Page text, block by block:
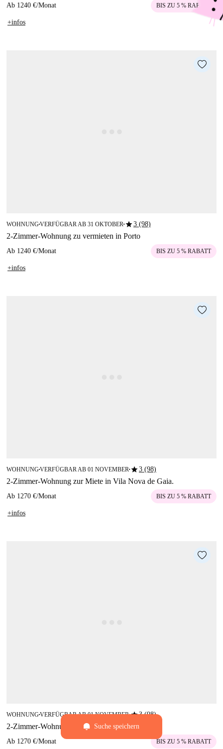
Ab 1240 €/Monat BIS ZU 5 % RABATT
+infos
WOHNUNG■VERFÜGBAR AB 31 OKTOBER ■star3 (98)
2-Zimmer-Wohnung zu vermieten in Porto
Ab 1240 €/Monat BIS ZU 5 % RABATT
+infos
WOHNUNG■VERFÜGBAR AB 01 NOVEMBER ■star3 (98)
2-Zimmer-Wohnung zur Miete in Vila Nova de Gaia.
Ab 1270 €/Monat BIS ZU 5 % RABATT
+infos
WOHNUNG■VERFÜGBAR AB 01 NOVEMBER■star3 (98)
2-Zimmer-Wohnung zur Miete in Porto, Portugal
Ab 1270 €/Monat BIS ZU 5 % RABATT
Suche speichern